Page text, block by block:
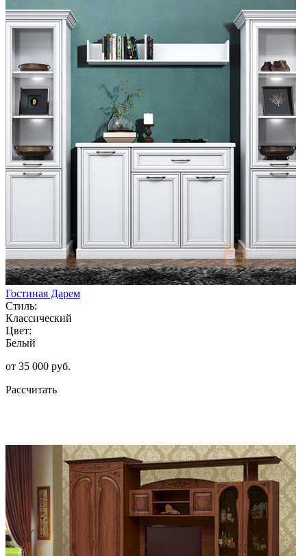
Гостиная Дарем
Стиль:
Классический
Цвет:
Белый
от 35 000 руб.
Рассчитать